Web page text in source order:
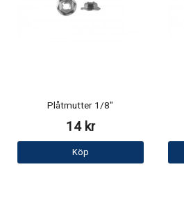
Plåtmutter 1/8"
14 kr
Köp